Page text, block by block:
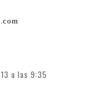
a las 9:35